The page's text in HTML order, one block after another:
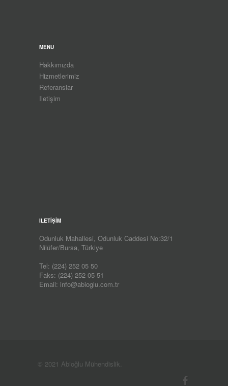
MENU
Hakkımızda
Hizmetlerimiz
Referanslar
Iletişim
ILETİŞİM
Odunluk Mahallesi, Odunluk Caddesi No:32/1
Nilüfer/Bursa, Türkiye
Tel: (224) 252 05 50
Faks: (224) 252 05 51
Email: info@abioglu.com.tr
© 2021 Abioğlu Mühendislik.